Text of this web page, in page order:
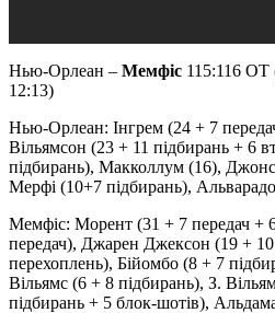
Нью-Орлеан – Мемфіс 115:116 OT
12:13)
Нью-Орлеан: Інгрем (24 + 7
Вільямсон (23 + 11 підбирань + 6
підбирань), Макколлум (16), Джонс
Мерфі (10+7 підбирань),
Мемфіс: Морент (31 + 7 передач +
передач), Джарен Джексон (19 +
перехоплень), Бійомбо (8 + 7
Вільямс (6 + 8 підбирань), З.
підбирань + 5 блок-шотів),